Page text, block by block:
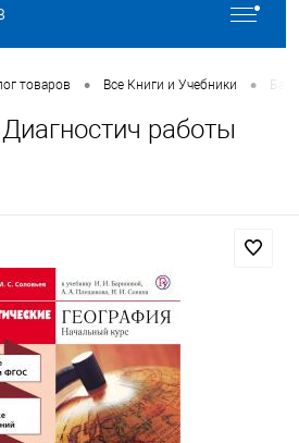
товаров • Все Книги и Учебники •
работы